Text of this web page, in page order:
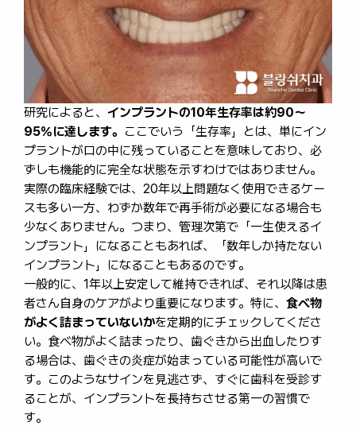
研究によると、 インプラントの10年生存率は約90〜
95％に達します。 ここでいう「生存率」とは、単にイン
プラントが口の中に残っていることを意味しており、必
ずしも機能的に完全な状態を示すわけではありません。
実際の臨床経験では、20年以上問題なく使用できるケー
スも多い一方、わずか数年で再手術が必要になる場合も
少なくありません。つまり、管理次第で「一生使えるイ
ンプラント」になることもあれば、「数年しか持たない
インプラント」になることもあるのです。
一般的に、1年以上安定して維持できれば、それ以降は患
者さん自身のケアがより重要になります。特に、 食べ物
がよく詰まっていないかを定期的にチェックしてくださ
い。食べ物がよく詰まったり、歯ぐきから出血したりす
る場合は、歯ぐきの炎症が始まっている可能性が高いで
す。このようなサインを見逃さず、すぐに歯科を受診す
ることが、インプラントを長持ちさせる第一の習慣で
す。